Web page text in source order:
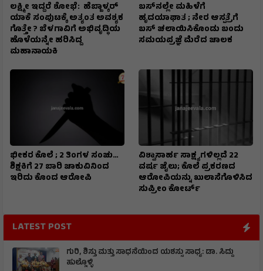
ಲಕ್ಷ್ಮೀ ಇದ್ದರೆ ಶೋಭೆ: ಹೆಬ್ಬಾಳ್ಕರ್
ಯಾಕೆ ಸಂಪುಟಕ್ಕೆ ಅತ್ಯಂತ ಅವಶ್ಯಕ
ಗೊತ್ತೇ ? ಬೆಳಗಾವಿಗೆ ಅಭಿವೃದ್ಧಿಯ
ಹೊಳೆಯನ್ನೇ ಹರಿಸಿದ್ದ
ಮಹಾನಾಯಕಿ
ಬಸ್‌ನಲ್ಲೇ ಮಹಿಳೆಗೆ
ಹೃದಯಾಘಾತ ; ನೇರ ಆಸ್ಪತ್ರೆಗೆ
ಬಸ್‌ ಚಲಾಯಿಸಿಕೊಂಡು ಬಂದು
ಸಮಯಪ್ರಜ್ಞೆ ಮೆರೆದ ಚಾಲಕ
ಭೀಕರ ಕೊಲೆ ; 2 ತಿಂಗಳ ಸಂಚು…
ಶಿಕ್ಷಕಿಗೆ 27 ಬಾರಿ ಚಾಕುವಿನಿಂದ
ಇರಿದು ಕೊಂದ ಆರೋಪಿ
ವಿಶ್ವಾಸಾರ್ಹ ಸಾಕ್ಷ್ಯಗಳಿಲ್ಲದೆ 22
ವರ್ಷ ಜೈಲು; ಕೊಲೆ ಪ್ರಕರಣದ
ಆರೋಪಿಯನ್ನು ಖುಲಾಸೆಗೊಳಿಸಿದ
ಸುಪ್ರೀಂ ಕೋರ್ಟ್
LATEST POST
ಗುರಿ, ಶಿಸ್ತು ಮತ್ತು ಸಾಧನೆಯಿಂದ ಯಶಸ್ಸು ಸಾಧ್ಯ: ಡಾ. ಸಿದ್ದು
ಹುಲ್ಲೊಳ್ಳಿ